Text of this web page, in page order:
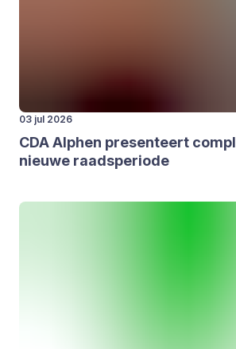
03 jul 2026
CDAAlp­hen pre­sen­teert
nieu­we raads­pe­ri­o­de